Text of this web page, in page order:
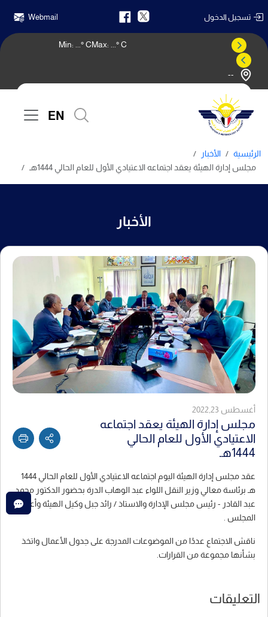
تسجيل الدخول Webmail
--
Max: ° C
Min: ° C
EN
الرئيسية
الأخبار
مجلس إدارة الهيئة يعقد اجتماعه الاعتيادي الأول للعام الحالي 1444هـ
الأخبار
أغسطس 2022,23
مجلس إدارة الهيئة يعقد اجتماعه
الاعتيادي الأول للعام الحالي
1444هـ
عقد مجلس إدارة الهيئة اليوم اجتماعه الاعتيادي الأول للعام الحالي 1444
هـ برئاسة معالي وزير النقل اللواء عبد الوهاب الدرة بحضور الدكتور محمد
عبد القادر - رئيس مجلس الإدارة والاستاذ / رائد جبل وكيل الهيئة وأعضاء
المجلس .
ناقش الاجتماع عددًا من الموضوعات المدرجة على جدول الأعمال واتخذ
بشأنها مجموعة من القرارات.
التعليقات